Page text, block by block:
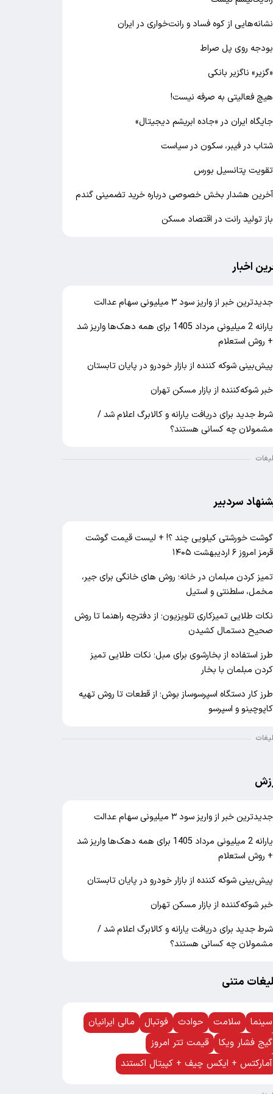
نشانه‌هایی از کوه فساد و رانت‌خواری در ایران
بودجه روی پل صراط
«گزیر» ناگزیر بانکی
هیچ فعالیتی به صرفه نیست!
جایگاه ایران در «جاده ابریشم دیجیتال»
شتاب در فیبر، سکون در سیاست
تقویت پتانسیل بورس
آخرین هشدار بخش خصوصی درباره خرید تضمینی گندم
باز تولید رانت در اقتصاد مسکن
اخبار
جدیدترین خبر از واریز سود ۳ میلیونی سهام عدالت
یارانه 2 میلیونی مرداد 1405 برای همه دهک‌ها واریز شد
+ روش استعلام
پیش‌بینی شوکه کننده از بازار خودرو در پایان تابستان
خبر شوکه‌کننده از بازار مسکن تهران
شرط جدید برای دریافت یارانه و کالابرگ اعلام شد /
مشمولان چه کسانی هستند؟
سردبیر
گوشت خورشتی کیلویی چند ؟! + لیست قیمت گوشت
قرمز امروز ۶ اردیبهشت ۱۴۰۵
تمیز کردن مبلمان در خانه؛ روش های خانگی برای جیر،
مخمل، سلطنتی و استیل
نکات طلایی تمیزکاری تلویزیون؛ از دفترچه راهنما تا روش
صحیح دستمال کشیدن
طرز استفاده از بخارشوی برای مبل؛ نکات طلایی تمیز
کردن مبلمان با بخار
طرز کار دستگاه اسپرسوساز بوش؛ از قطعات تا روش تهیه
کاپوچینو و اسپرسو
جدیدترین خبر از واریز سود ۳ میلیونی سهام عدالت
یارانه 2 میلیونی مرداد 1405 برای همه دهک‌ها واریز شد
+ روش استعلام
پیش‌بینی شوکه کننده از بازار خودرو در پایان تابستان
خبر شوکه‌کننده از بازار مسکن تهران
شرط جدید برای دریافت یارانه و کالابرگ اعلام شد /
مشمولان چه کسانی هستند؟
متنی
سینما سلامت حوادث فوتبال
مالی ایرانیان
گیج فشار ویکا
قیمت تتر امروز
آمارکتس + ایکس چیف + کپیتال اکستند